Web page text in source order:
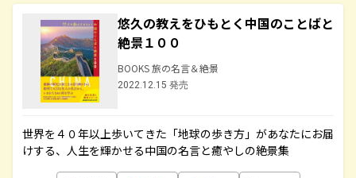
悠久の教えをひもとく中国のことばと
絶景１００
BOOKS 旅の名言＆絶景
2022.12.15 発売
世界を４０年以上歩いてきた「地球の歩き方」があなたにお届
けする、人生を輝かせる中国の名言と癒やしの絶景集